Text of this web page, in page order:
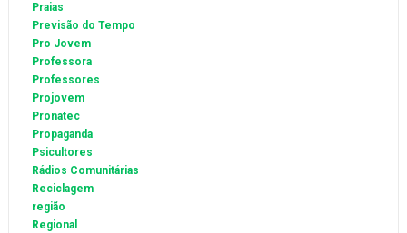
Praias
Previsão do Tempo
Pro Jovem
Professora
Professores
Projovem
Pronatec
Propaganda
Psicultores
Rádios Comunitárias
Reciclagem
região
Regional